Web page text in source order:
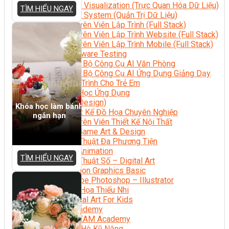
Data Visualization (Trực Quan Hóa Dữ Liệu)
Data System (Quản Trị Dữ Liệu)
Chuyên Viên Lập Trình (Full Stack)
Chuyên Viên Lập Trình Website (Full Stack)
Chuyên Viên Lập Trình Mobile (Full Stack)
Software Testing
Trọn Bộ Công Cụ AI Văn Phòng
Trọn Bộ Công Cụ AI Ứng Dụng Giảng Dạy
Lập Trình Cho Trẻ Em
Tin Học Ứng Dụng
Thiết Kế (Design)
Thiết Kế Đồ Họa Chuyên Nghiệp
Chuyên Viên Thiết Kế Nội Thất
3D Game Art & Design
Mỹ Thuật Đa Phương Tiện
3D Animation
Mỹ Thuật Số – Digital Art
Motion Graphics Basic
Adobe Photoshop – Illustrator
Hội Họa Thiếu Nhi
Digital Art For Kids
Venus Academy
Sunny STEAM Academy
TÌM HIỂU NGAY
Khóa học làm bánh
ngắn hạn
TÌM HIỂU NGAY